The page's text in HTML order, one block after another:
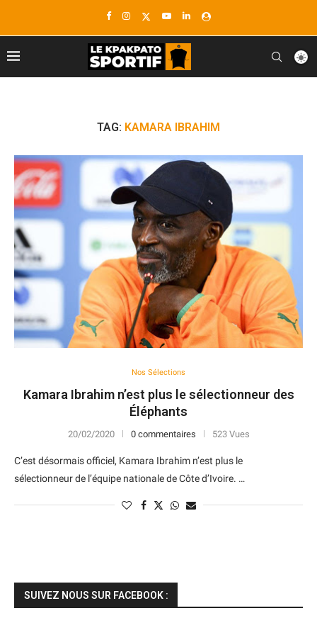
TAG: KAMARA IBRAHIM
Nos Sélections
Kamara Ibrahim n’est plus le sélectionneur des
Éléphants
20/02/2020 0 commentaires 523 Vues
C’est désormais officiel, Kamara Ibrahim n’est plus le
sélectionneur de l’équipe nationale de Côte d’Ivoire. …
SUIVEZ NOUS SUR FACEBOOK :